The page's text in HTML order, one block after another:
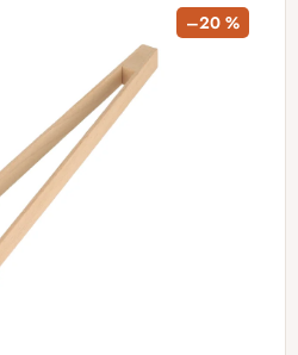
–20 %